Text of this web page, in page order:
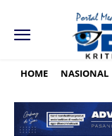
HOME NASIONAL